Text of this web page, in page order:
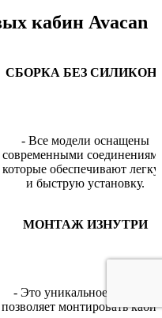
кабин Avacan
СБОРКА БЕЗ
- Все модели оснащены
современными
которые обеспечивают
и быструю установку.
МОНТАЖ ИЗНУТРИ
- Это уникальное решение
позволяет монтировать